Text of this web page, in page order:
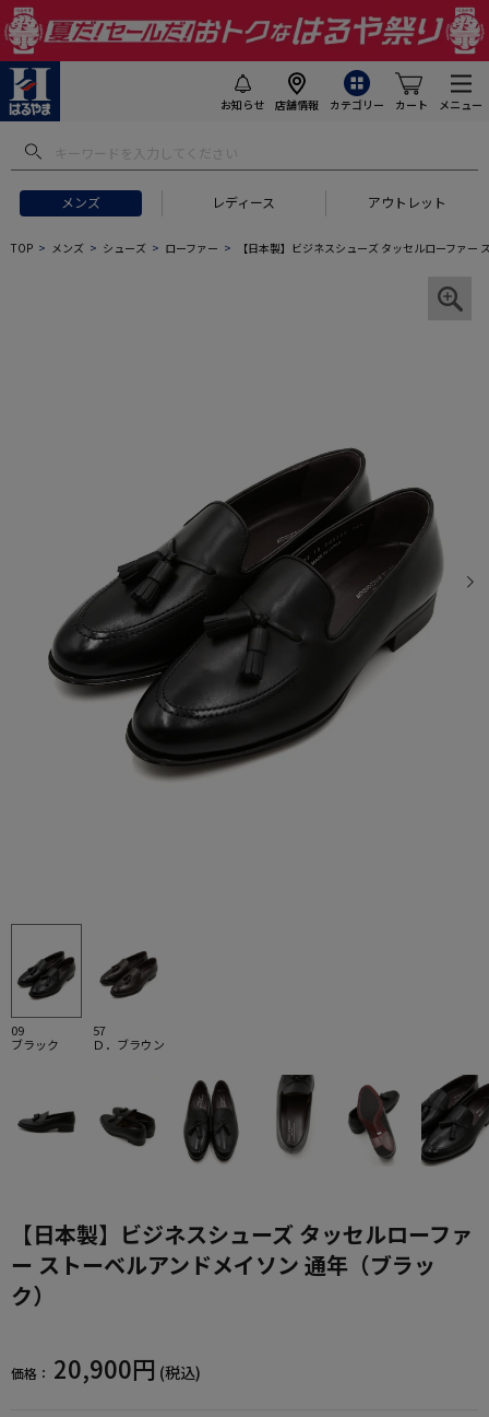
お知らせ 店舗情報 カテゴリー カート メニュー
メンズ レディース アウトレット
TOP メンズ シューズ ローファー 【日本製】ビジネスシューズ タッセルローファ
09
ブラック
57
Ｄ．ブラウン
【日本製】ビジネスシューズ タッセルローファ
ー ストーベルアンドメイソン 通年（ブラッ
ク）
価格： 20,900円 (税込)